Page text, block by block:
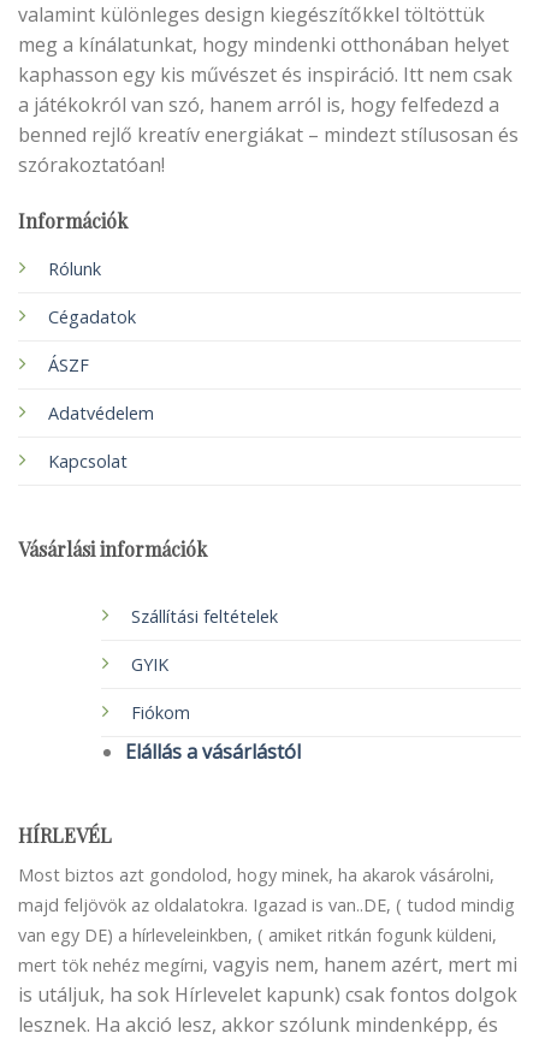
valamint különleges design kiegészítőkkel töltöttük
meg a kínálatunkat, hogy mindenki otthonában helyet
kaphasson egy kis művészet és inspiráció. Itt nem csak
a játékokról van szó, hanem arról is, hogy felfedezd a
benned rejlő kreatív energiákat – mindezt stílusosan és
szórakoztatóan!
Információk
Rólunk
Cégadatok
ÁSZF
Adatvédelem
Kapcsolat
Vásárlási információk
Szállítási feltételek
GYIK
Fiókom
Elállás a vásárlástól
HÍRLEVÉL
Most biztos azt gondolod, hogy minek, ha akarok vásárolni,
majd feljövök az oldalatokra. Igazad is van..DE, ( tudod mindig
van egy DE) a hírleveleinkben, ( amiket ritkán fogunk küldeni,
mert tök nehéz megírni, vagyis nem, hanem azért, mert mi
is utáljuk, ha sok Hírlevelet kapunk) csak fontos dolgok
lesznek. Ha akció lesz, akkor szólunk mindenképp, és